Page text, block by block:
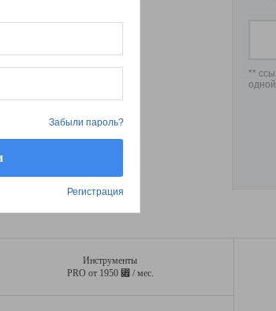
**
Инструменты
PRO от 1950 ⃏ / мес.
Регистрация
Забыли пароль?